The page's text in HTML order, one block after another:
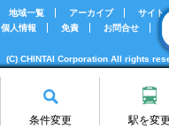
条件変更 駅を変
地域一覧 アーカイブ
サイト
個人情報
免責 お問合せ
(C) CHINTAI Corporation All rights
[PR]賃貸物件の疑問解決！教えてエイブル
[PR]賃貸生活の工夫を紹介！CHINTAI情報
[PR]女性の賃貸生活を応援！